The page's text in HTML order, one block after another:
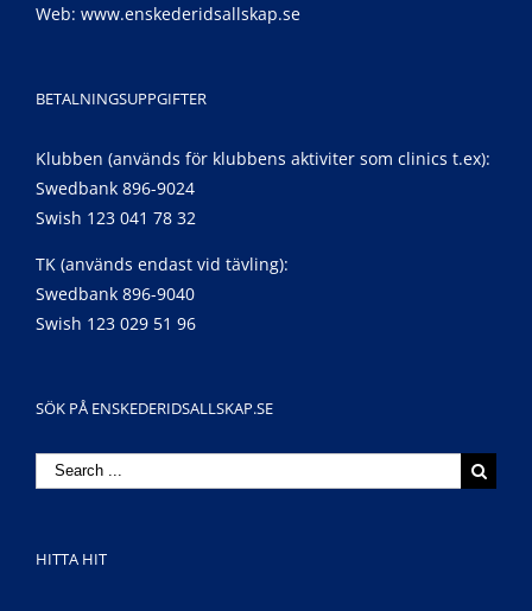
Web: www.enskederidsallskap.se
BETALNINGSUPPGIFTER
Klubben (används för klubbens aktiviter som clinics t.ex):
Swedbank 896-9024
Swish 123 041 78 32
TK (används endast vid tävling):
Swedbank 896-9040
Swish 123 029 51 96
SÖK PÅ ENSKEDERIDSALLSKAP.SE
Search
for:
HITTA HIT